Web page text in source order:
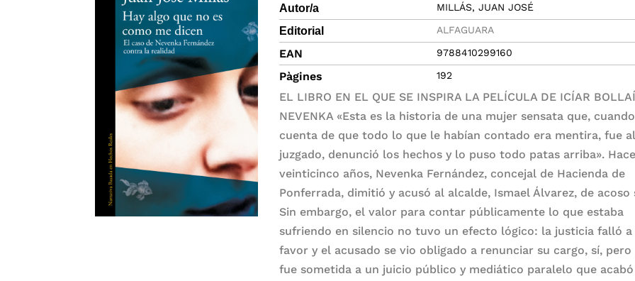
Autor/a MILLÁS, JUAN JOSÉ
Editorial ALFAGUARA
EAN 9788410299160
Pàgines 192
EL LIBRO EN EL QUE SE INSPIRA LA PELÍCULA DE ICÍAR
NEVENKA «Esta es la historia de una mujer sensata que,
cuenta de que todo lo que le habían contado era mentira, fue al
juzgado, denunció los hechos y lo puso todo patas arriba».
veinticinco años, Nevenka Fernández, concejal de Hacienda de
Ponferrada, dimitió y acusó al alcalde, Ismael Álvarez, de acoso
Sin embargo, el valor para contar públicamente lo que estaba
sufriendo en silencio no tuvo un efecto lógico: la justicia falló a
favor y el acusado se vio obligado a renunciar su cargo, sí, pero
fue sometida a un juicio público y mediático paralelo que acabó